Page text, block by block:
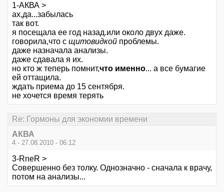
1-АКВА >
ах,да...забылась
так вот.
я посещала ее год назад.или около двух даже.
говорила,что с щитовидкой проблемы.
даже назначала анализы.
даже сдавала я их.
но кто ж теперь помнит,что именно... а все бумагие
ей оттащила.
ждать приема до 15 сентября.
не хочется время терять
Re: Гормоны для экономии времени
АКВА
4 - 27.08.2010 - 06:12
3-RneR >
Совершенно без толку. Однозначно - сначала к врачу,
потом на анализы...